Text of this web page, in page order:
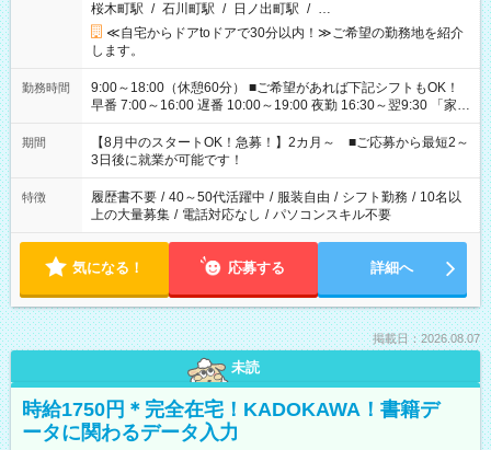
桜木町駅 / 石川町駅 / 日ノ出町駅 / …
≪自宅からドアtoドアで30分以内！≫ご希望の勤務地を紹介
します。
勤務時間
9:00～18:00（休憩60分） ■ご希望があれば下記シフトもOK！
早番 7:00～16:00 遅番 10:00～19:00 夜勤 16:30～翌9:30 「家族
と休みを合わせたい」 「余裕を持って夕飯の準備がしたい」
「できれば残業はしたくない」 など、ご希望を教えてください
ね。 ※Wワーク希望の方へ 今ご覧のお仕事で希望する勤務時間
と、もう1つのお仕事の勤務時間。 合計で週40時間を超える場
合は応募できません。
期間
【8月中のスタートOK！急募！】2カ月～ ■ご応募から最短2～
3日後に就業が可能です！
特徴 履歴書不要 / 40～50代活躍中 / 服装自由 / シフト勤務 / 10名以
上の大量募集 / 電話対応なし / パソコンスキル不要
気になる！ 応募する 詳細へ
掲載日：2026.08.07
未読
時給1750円＊完全在宅！KADOKAWA！書籍デ
ータに関わるデータ入力